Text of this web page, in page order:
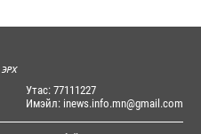
Утас: 77111227
Имэйл: inews.info.mn@gmail.com